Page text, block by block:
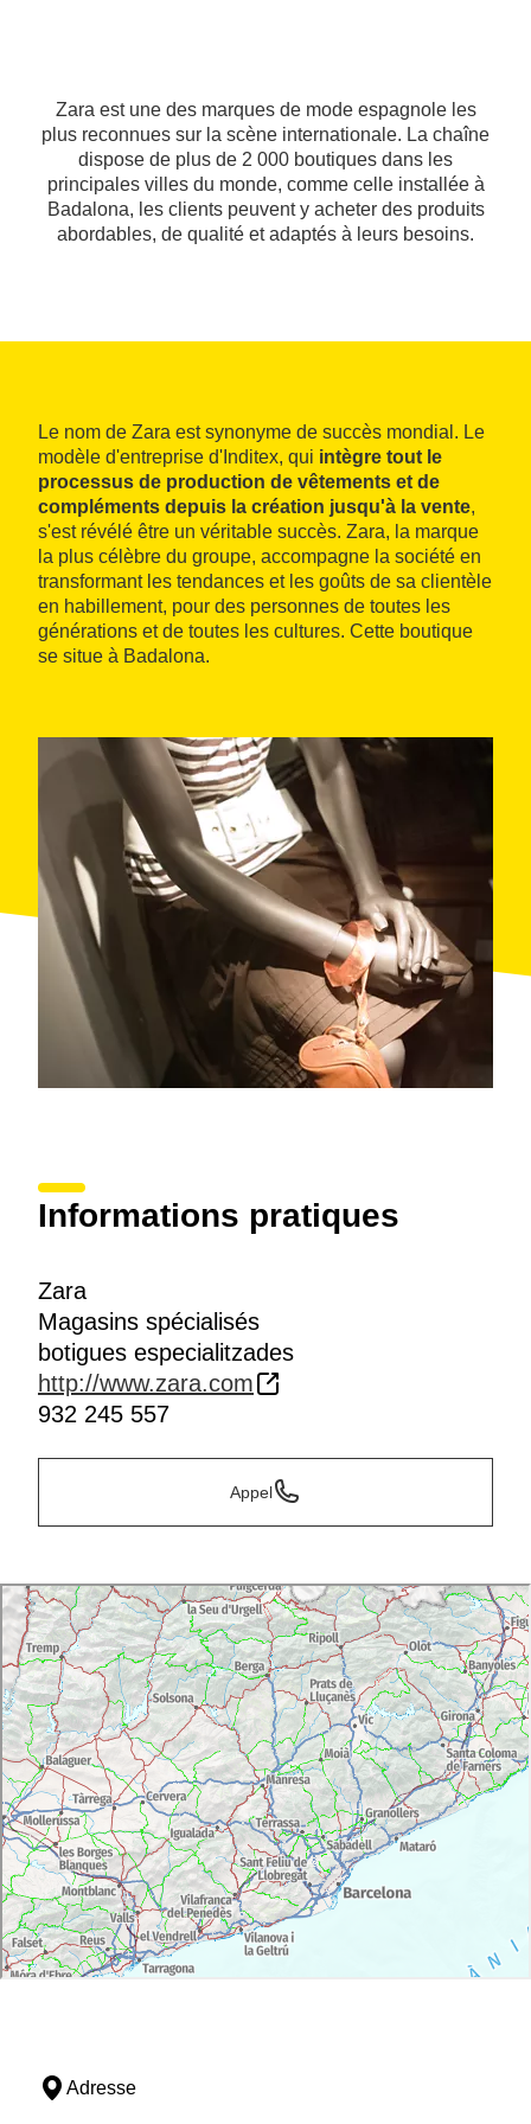
Zara est une des marques de mode espagnole les
plus reconnues sur la scène internationale. La chaîne
dispose de plus de 2 000 boutiques dans les
principales villes du monde, comme celle installée à
Badalona, les clients peuvent y acheter des produits
abordables, de qualité et adaptés à leurs besoins.
Le nom de Zara est synonyme de succès mondial. Le
modèle d'entreprise d'Inditex, qui intègre tout le
processus de production de vêtements et de
compléments depuis la création jusqu'à la vente,
s'est révélé être un véritable succès. Zara, la marque
la plus célèbre du groupe, accompagne la société en
transformant les tendances et les goûts de sa clientèle
en habillement, pour des personnes de toutes les
générations et de toutes les cultures. Cette boutique
se situe à Badalona.
Informations pratiques
Zara
Magasins spécialisés
botigues especialitzades
http://www.zara.com
932 245 557
Appel
Adresse